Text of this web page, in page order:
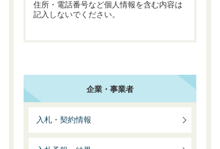
住所・電話番号など個人情報を含む内容は
記入しないでください。
企業・事業者
入札・契約情報